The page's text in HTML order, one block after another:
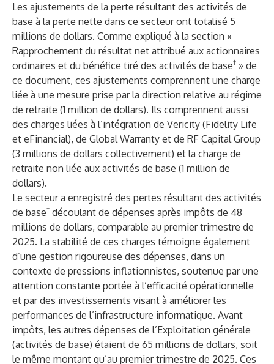
Les ajustements de la perte résultant des activités de
base à la perte nette dans ce secteur ont totalisé 5
millions de dollars. Comme expliqué à la section «
Rapprochement du résultat net attribué aux actionnaires
ordinaires et du bénéfice tiré des activités de base† » de
ce document, ces ajustements comprennent une charge
liée à une mesure prise par la direction relative au régime
de retraite (1 million de dollars). Ils comprennent aussi
des charges liées à l’intégration de Vericity (Fidelity Life
et eFinancial), de Global Warranty et de RF Capital Group
(3 millions de dollars collectivement) et la charge de
retraite non liée aux activités de base (1 million de
dollars).
Le secteur a enregistré des pertes résultant des activités
de base† découlant de dépenses après impôts de 48
millions de dollars, comparable au premier trimestre de
2025. La stabilité de ces charges témoigne également
d’une gestion rigoureuse des dépenses, dans un
contexte de pressions inflationnistes, soutenue par une
attention constante portée à l’efficacité opérationnelle
et par des investissements visant à améliorer les
performances de l’infrastructure informatique. Avant
impôts, les autres dépenses de l’Exploitation générale
(activités de base) étaient de 65 millions de dollars, soit
le même montant qu’au premier trimestre de 2025. Ces